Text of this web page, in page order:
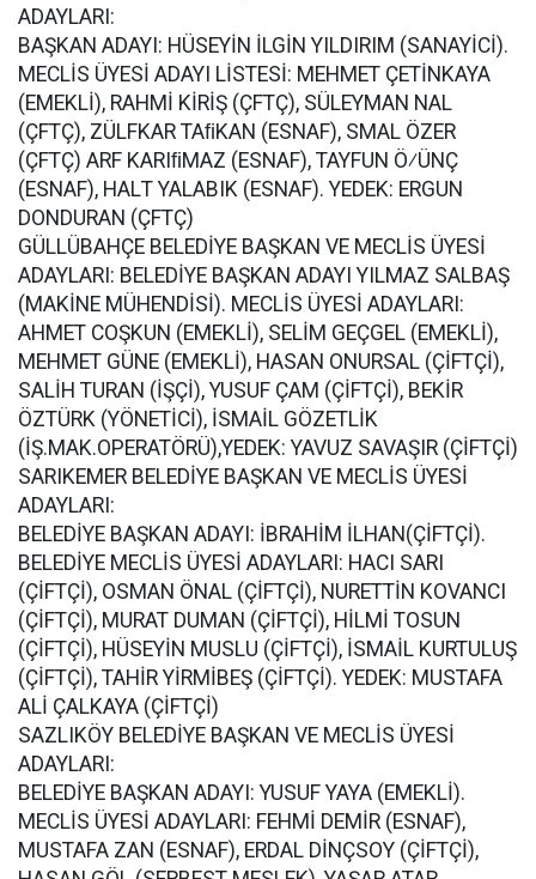
ADAYLARI:
BAŞKAN ADAYI: HÜSEYİN İLGİN YILDIRIM (SANAYİCİ).
MECLİS ÜYESİ ADAYI LİSTESİ: MEHMET ÇETİNKAYA
(EMEKLİ), RAHMİ KİRİŞ (ÇFTÇ), SÜLEYMAN NAL
(ÇFTÇ), ZÜLFKAR TAﬁKAN (ESNAF), SMAL ÖZER
(ÇFTÇ) ARF KARIﬁMAZ (ESNAF), TAYFUN Ö⁄ÜNÇ
(ESNAF), HALT YALABIK (ESNAF). YEDEK: ERGUN
DONDURAN (ÇFTÇ)
GÜLLÜBAHÇE BELEDİYE BAŞKAN VE MECLİS ÜYESİ
ADAYLARI: BELEDİYE BAŞKAN ADAYI YILMAZ SALBAŞ
(MAKİNE MÜHENDİSİ). MECLİS ÜYESİ ADAYLARI:
AHMET COŞKUN (EMEKLİ), SELİM GEÇGEL (EMEKLİ),
MEHMET GÜNE (EMEKLİ), HASAN ONURSAL (ÇİFTÇİ),
SALİH TURAN (İŞÇİ), YUSUF ÇAM (ÇİFTÇİ), BEKİR
ÖZTÜRK (YÖNETİCİ), İSMAİL GÖZETLİK
(İŞ.MAK.OPERATÖRÜ),YEDEK: YAVUZ SAVAŞIR (ÇİFTÇİ)
SARIKEMER BELEDİYE BAŞKAN VE MECLİS ÜYESİ
ADAYLARI:
BELEDİYE BAŞKAN ADAYI: İBRAHİM İLHAN(ÇİFTÇİ).
BELEDİYE MECLİS ÜYESİ ADAYLARI: HACI SARI
(ÇİFTÇİ), OSMAN ÖNAL (ÇİFTÇİ), NURETTİN KOVANCI
(ÇİFTÇİ), MURAT DUMAN (ÇİFTÇİ), HİLMİ TOSUN
(ÇİFTÇİ), HÜSEYİN MUSLU (ÇİFTÇİ), İSMAİL KURTULUŞ
(ÇİFTÇİ), TAHİR YİRMİBEŞ (ÇİFTÇİ). YEDEK: MUSTAFA
ALİ ÇALKAYA (ÇİFTÇİ)
SAZLIKÖY BELEDİYE BAŞKAN VE MECLİS ÜYESİ
ADAYLARI:
BELEDİYE BAŞKAN ADAYI: YUSUF YAYA (EMEKLİ).
MECLİS ÜYESİ ADAYLARI: FEHMİ DEMİR (ESNAF),
MUSTAFA ZAN (ESNAF), ERDAL DİNÇSOY (ÇİFTÇİ),